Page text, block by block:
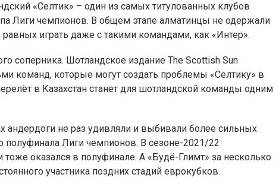
«Селтик» – один из самых титулованных клубов
Лиги чемпионов. В общем этапе алматинцы не одержали
играть даже с такими командами, как «Интер».
соперника. Шотландское издание The Scottish Sun
команд, которые могут создать проблемы «Селтику» в
в Казахстан станет для шотландской команды одним
андердоги не раз удивляли и выбивали более сильных
Лиги чемпионов. В сезоне-2021/22
оказался в полуфинале. А «Будё-Глимт» за несколько
участника поздних стадий еврокубков.